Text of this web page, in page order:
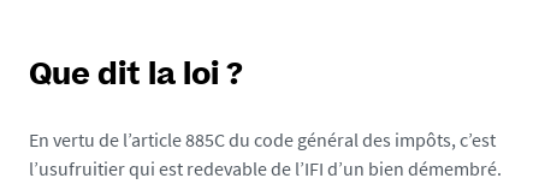
Que dit la loi ?
En vertu de l’article 885C du code général des impôts, c’est
l’usufruitier qui est redevable de l’IFI d’un bien démembré.